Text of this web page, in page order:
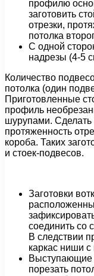
профилю
заготовить
отрезки,
потолка
С одной
надрезы (4-5
Количество
потолка (один
Приготовленные
профиль
шурупами. Сделать
протяженность
короба. Таких
и стоек-подвесов.
Заготовки
соединить со
В следствии
каркас ниши
Выступающие
порезать